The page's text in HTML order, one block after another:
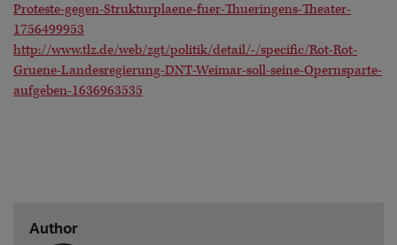
Proteste-gegen-Strukturplaene-fuer-Thueringens-Theater-
1756499953
http://www.tlz.de/web/zgt/politik/detail/-/specific/Rot-Rot-
Gruene-Landesregierung-DNT-Weimar-soll-seine-Opernsparte-
aufgeben-1636963535
Author